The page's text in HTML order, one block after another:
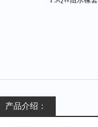
产品介绍：